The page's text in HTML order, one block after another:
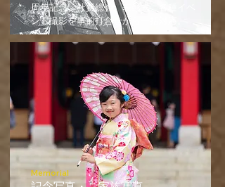
周年記念、社員総会、表彰式、各種イベ
ント撮影を事前打合せから一括対応。
Memorial